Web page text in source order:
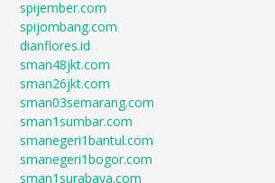
spijember.com
spijombang.com
dianflores.id
sman48jkt.com
sman26jkt.com
sman03semarang.com
sman1sumbar.com
smanegeri1bantul.com
smanegeri1bogor.com
sman1surabaya.com